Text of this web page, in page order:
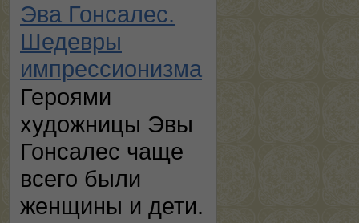
Эва Гонсалес.
Шедевры
импрессионизма
Героями
художницы Эвы
Гонсалес чаще
всего были
женщины и дети.